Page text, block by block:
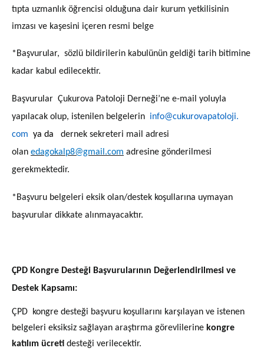
tıpta uzmanlık öğrencisi olduğuna dair kurum yetkilisinin
imzası ve kaşesini içeren resmi belge
*Başvurular, sözlü bildirilerin kabulünün geldiği tarih bitimine
kadar kabul edilecektir.
Başvurular Çukurova Patoloji Derneği’ne e-mail yoluyla
yapılacak olup, istenilen belgelerin info@cukurovapatoloji.
com ya da
dernek sekreteri mail adresi
olan edagokalp8@gmail.com adresine gönderilmesi
gerekmektedir.
*Başvuru belgeleri eksik olan/destek koşullarına uymayan
başvurular dikkate alınmayacaktır.
ÇPD Kongre Desteği Başvurularının Değerlendirilmesi ve
Destek Kapsamı:
ÇPD kongre desteği başvuru koşullarını karşılayan ve istenen
belgeleri eksiksiz sağlayan araştırma görevlilerine kongre
katılım ücreti desteği verilecektir.